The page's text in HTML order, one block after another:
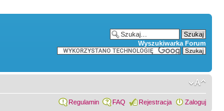
Wyszukiwarka Forum
Regulamin FAQ Rejestracja Zaloguj